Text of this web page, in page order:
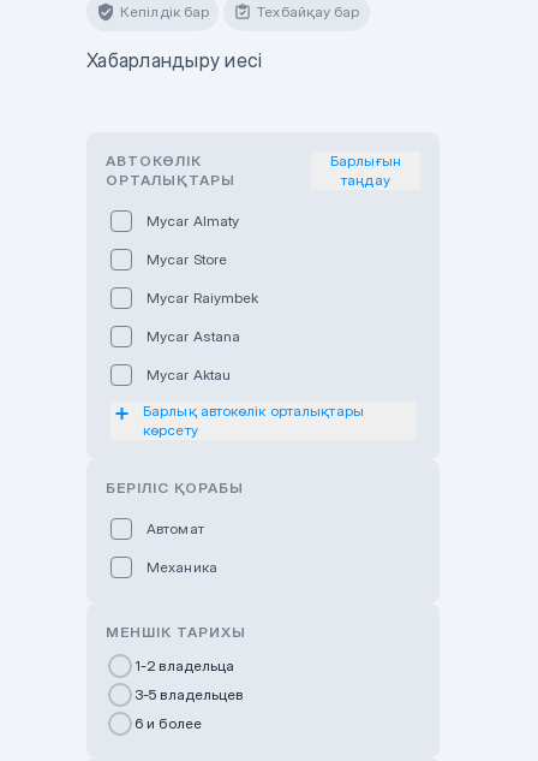
Кепілдік бар Техбайқау бар
Хабарландыру иесі
АВТОКӨЛІК
ОРТАЛЫҚТАРЫ
Барлығын
таңдау
Mycar Almaty
Mycar Store
Mycar Raiymbek
Mycar Astana
Mycar Aktau
Mycar Uralsk
Haval & Tank Pavlodar
Bavaria Almaty
Mycar Shymkent
Changan Auto Nurly Zhol
Барлық автокөлік орталықтары
көрсету
БЕРІЛІС ҚОРАБЫ
Автомат
Механика
МЕНШІК ТАРИХЫ
1-2 владельца
3-5 владельцев
6 и более